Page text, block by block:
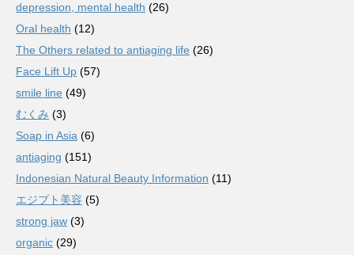
depression, mental health (26)
Oral health (12)
The Others related to antiaging life (26)
Face Lift Up (57)
smile line (49)
むくみ (3)
Soap in Asia (6)
antiaging (151)
Indonesian Natural Beauty Information (11)
エジプト美容 (5)
strong jaw (3)
organic (29)